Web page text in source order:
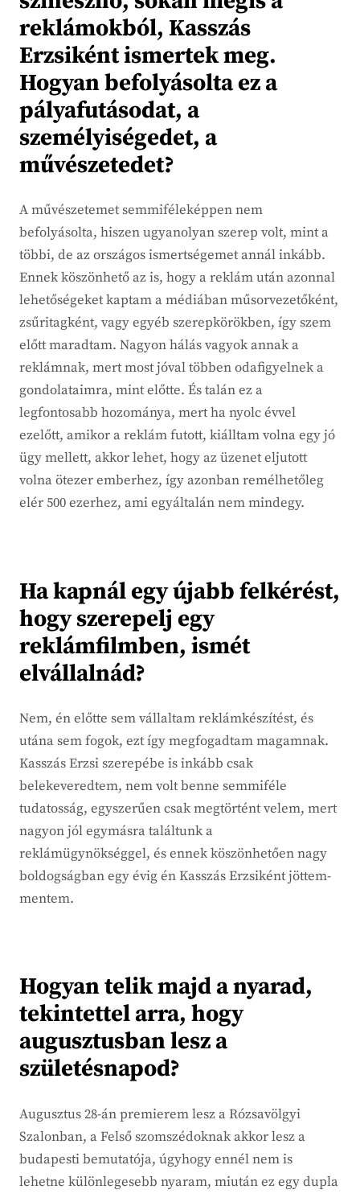
reklámokból, Kasszás
Erzsiként ismertek meg.
Hogyan befolyásolta ez a
pályafutásodat, a
személyiségedet, a
művészetedet?
A művészetemet semmiféleképpen nem
befolyásolta, hiszen ugyanolyan szerep volt, mint a
többi, de az országos ismertségemet annál inkább.
Ennek köszönhető az is, hogy a reklám után azonnal
lehetőségeket kaptam a médiában műsorvezetőként,
zsűritagként, vagy egyéb szerepkörökben, így szem
előtt maradtam. Nagyon hálás vagyok annak a
reklámnak, mert most jóval többen odafigyelnek a
gondolataimra, mint előtte. És talán ez a
legfontosabb hozománya, mert ha nyolc évvel
ezelőtt, amikor a reklám futott, kiálltam volna egy jó
ügy mellett, akkor lehet, hogy az üzenet eljutott
volna ötezer emberhez, így azonban remélhetőleg
elér 500 ezerhez, ami egyáltalán nem mindegy.
Ha kapnál egy újabb felkérést,
hogy szerepelj egy
reklámfilmben, ismét
elvállalnád?
Nem, én előtte sem vállaltam reklámkészítést, és
utána sem fogok, ezt így megfogadtam magamnak.
Kasszás Erzsi szerepébe is inkább csak
belekeveredtem, nem volt benne semmiféle
tudatosság, egyszerűen csak megtörtént velem, mert
nagyon jól egymásra találtunk a
reklámügynökséggel, és ennek köszönhetően nagy
boldogságban egy évig én Kasszás Erzsiként jöttem-
mentem.
Hogyan telik majd a nyarad,
tekintettel arra, hogy
augusztusban lesz a
születésnapod?
Augusztus 28-án premierem lesz a Rózsavölgyi
Szalonban, a Felső szomszédoknak akkor lesz a
budapesti bemutatója, úgyhogy ennél nem is
lehetne különlegesebb nyaram, miután ez egy dupla